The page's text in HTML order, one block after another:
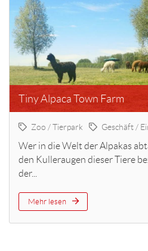
Tiny Alpaca Town Farm
Zoo / Tierpark Geschäft /
Wer in die Welt der Alpakas
den Kulleraugen dieser Tiere
der...
Mehr lesen